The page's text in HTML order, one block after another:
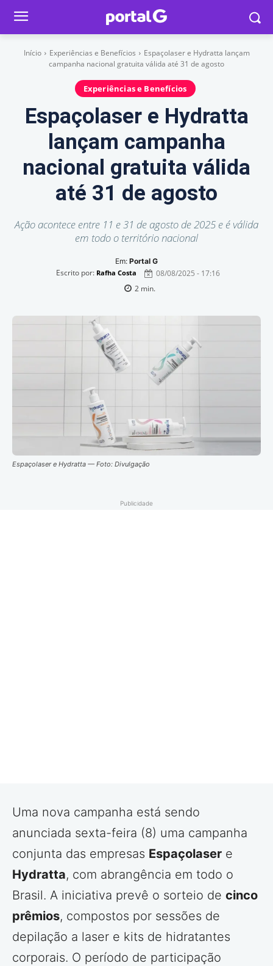
Início Experiências e Benefícios
Espaçolaser e Hydratta lançam
campanha nacional gratuita válida até 31 de agosto
Experiências e Benefícios
Espaçolaser e Hydratta
lançam campanha
nacional gratuita válida
até 31 de agosto
Ação acontece entre 11 e 31 de agosto de 2025 e é válida
em todo o território nacional
Em: Portal G
Escrito por: Rafha Costa
08/08/2025 - 17:16
2min.
Espaçolaser e Hydratta — Foto: Divulgação
Publicidade
Uma nova campanha está sendo
anunciada sexta-feira (8) uma campanha
conjunta das empresas Espaçolaser e
Hydratta, com abrangência em todo o
Brasil. A iniciativa prevê o sorteio de cinco
prêmios, compostos por sessões de
depilação a laser e kits de hidratantes
corporais. O período de participação